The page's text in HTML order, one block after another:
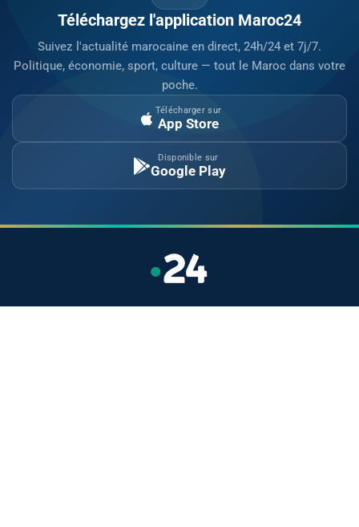
Téléchargez l'application Maroc24
Suivez l'actualité marocaine en direct, 24h/24 et 7j/7.
Politique, économie, sport, culture — tout le Maroc dans votre
poche.
Télécharger sur
App Store
Disponible sur
Google Play